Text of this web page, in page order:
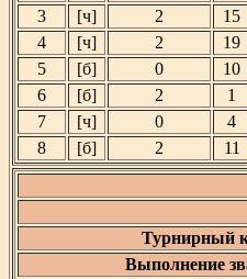
3
[ч] 2 15
4
[ч] 2 19
5
[б] 0 10
6
[б] 2 1
7
[ч] 0 4
8
[б] 2 11
Турнирный
Выполнение